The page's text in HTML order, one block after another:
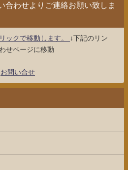
合わせよりご連絡お願い致しま
ックで移動します。
↓下記のリン
せページに移動
お問い合せ